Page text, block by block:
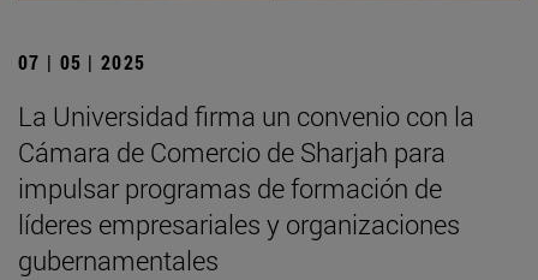
07 | 05 | 2025
La Universidad firma un convenio con la
Cámara de Comercio de Sharjah para
impulsar programas de formación de
líderes empresariales y organizaciones
gubernamentales